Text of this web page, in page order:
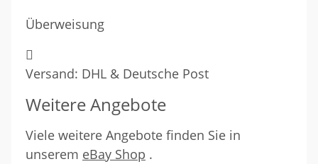
Überweisung
Versand: DHL & Deutsche Post
Weitere Angebote
Viele weitere Angebote finden Sie in
unserem eBay Shop .